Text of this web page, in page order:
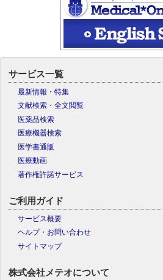
サービス一覧
最新情報・特集
文献検索・全文閲覧
医薬品検索
医療機器検索
医学書通販
医療動画
著作権許諾サービス
ご利用ガイド
サービス概要
ヘルプ・お問い合わせ
サイトマップ
株式会社メテオについて